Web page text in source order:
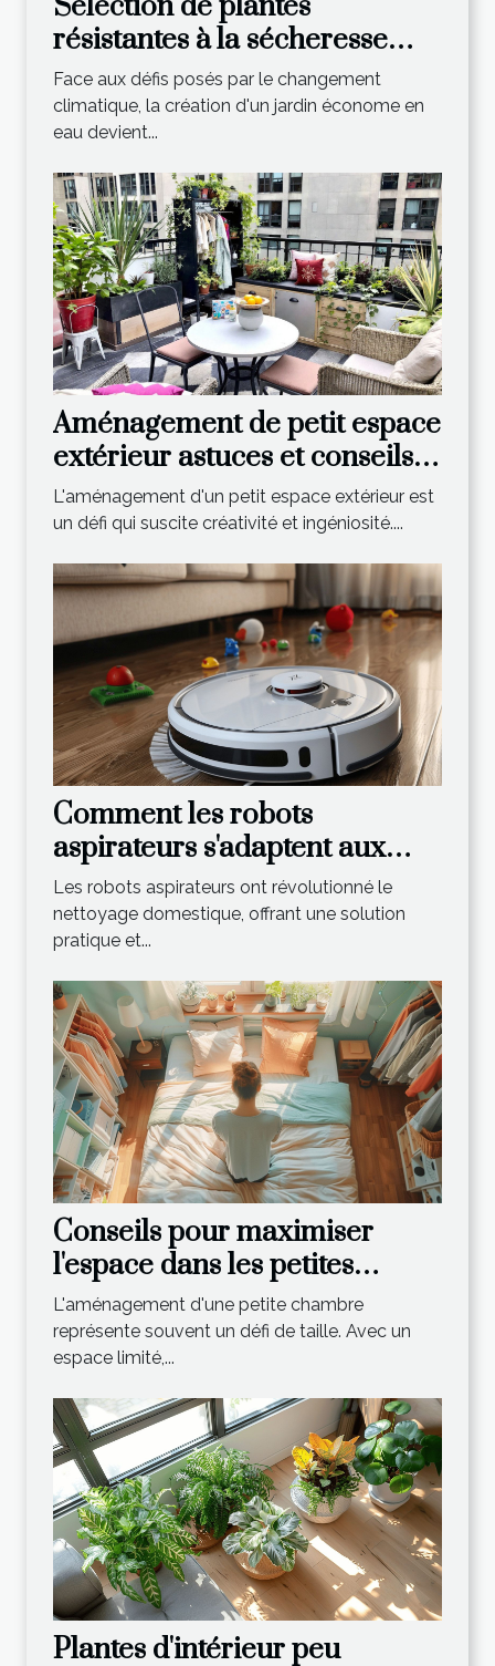
résistantes à la sécheresse
pour un jardin économe en
eau
Face aux défis posés par le changement
climatique, la création d'un jardin économe en
eau devient...
Aménagement de petit espace
extérieur astuces et conseils
pratiques pour maximiser
votre jardin
L'aménagement d'un petit espace extérieur est
un défi qui suscite créativité et ingéniosité....
Comment les robots
aspirateurs s'adaptent aux
maisons avec animaux
Les robots aspirateurs ont révolutionné le
nettoyage domestique, offrant une solution
pratique et...
Conseils pour maximiser
l'espace dans les petites
chambres
L'aménagement d'une petite chambre
représente souvent un défi de taille. Avec un
espace limité,...
Plantes d'intérieur peu